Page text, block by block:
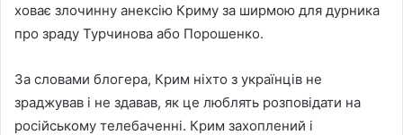
ховає злочинну анексію Криму за ширмою для дурника
про зраду Турчинова або Порошенко.
За словами блогера, Крим ніхто з українців не
зраджував і не здавав, як це люблять розповідати на
російському телебаченні. Крим захоплений і